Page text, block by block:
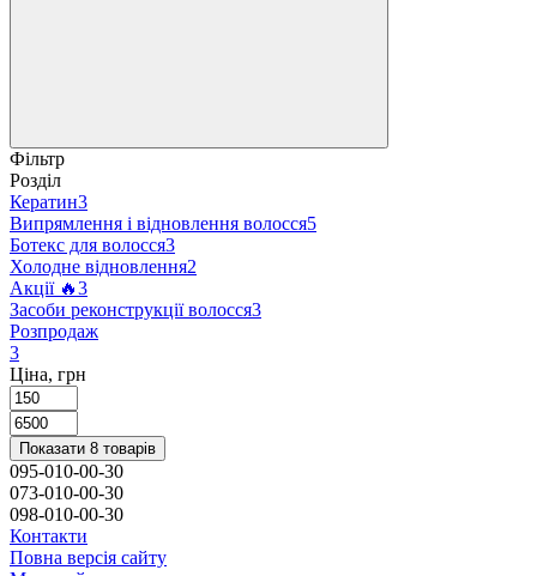
Фільтр
Розділ
Кератин3
Випрямлення і відновлення волосся5
Ботекс для волосся3
Холодне відновлення2
Акції 🔥3
Засоби реконструкції волосся3
Розпродаж
3
Ціна, грн
Показати 8 товарів
095-010-00-30
073-010-00-30
098-010-00-30
Контакти
Повна версія сайту